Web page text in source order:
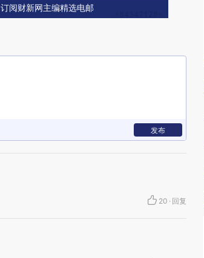
订阅财新网主编精选电邮
发布
20 · 回复